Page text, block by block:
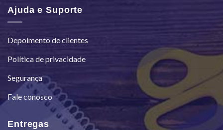
Ajuda e Suporte
Depoimento de clientes
Política de privacidade
Segurança
Fale conosco
Entregas